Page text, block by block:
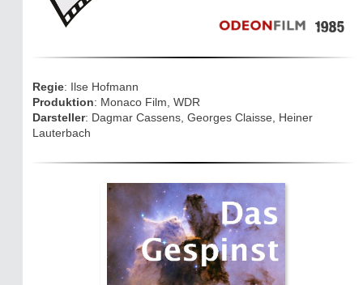
Drehorte & Tatorte
Die Autoren
TV & Kino
Die Stars:
Wer hat wo gedreht?
1985
Regie: Ilse Hofmann
Produktion: Monaco Film, WDR
Darsteller: Dagmar Cassens, Georges Claisse, Heiner
Lauterbach